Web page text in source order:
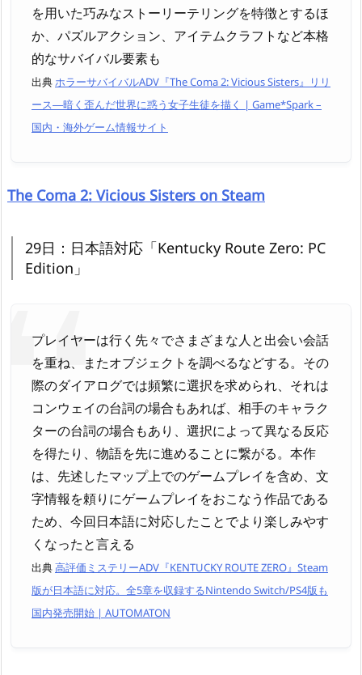
を用いた巧みなストーリーテリングを特徴とするほ
か、パズルアクション、アイテムクラフトなど本格
的なサバイバル要素も
出典ホラーサバイバルADV『The Coma 2: Vicious Sisters』リリ
ース―暗く歪んだ世界に惑う女子生徒を描く | Game*Spark –
国内・海外ゲーム情報サイト
The Coma 2: Vicious Sisters on Steam
29日：日本語対応「Kentucky Route Zero: PC
Edition」
プレイヤーは行く先々でさまざまな人と出会い会話
を重ね、またオブジェクトを調べるなどする。その
際のダイアログでは頻繁に選択を求められ、それは
コンウェイの台詞の場合もあれば、相手のキャラク
ターの台詞の場合もあり、選択によって異なる反応
を得たり、物語を先に進めることに繋がる。本作
は、先述したマップ上でのゲームプレイを含め、文
字情報を頼りにゲームプレイをおこなう作品である
ため、今回日本語に対応したことでより楽しみやす
くなったと言える
出典高評価ミステリーADV『KENTUCKY ROUTE ZERO』Steam
版が日本語に対応。全5章を収録するNintendo Switch/PS4版も
国内発売開始 | AUTOMATON